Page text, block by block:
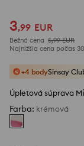
3,99 EUR
Bežná cena 5,99 EUR
Najnižšia cena počas
+4 bodySinsay
Úpletová súprava
Farba: krémová